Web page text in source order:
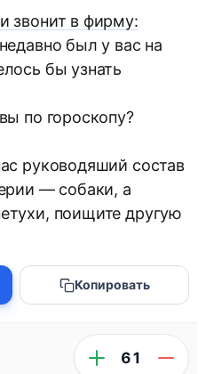
звонит в фирму:
был у вас на
бы узнать
по гороскопу?
руководяший состав
— собаки, а
поищите другую
Копировать
61